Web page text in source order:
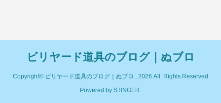
ビリヤード道具のブログ｜ぬブロ
Copyright© ビリヤード道具のブログ｜ぬブロ , 2026 All Rights Reserved
Powered by STINGER.